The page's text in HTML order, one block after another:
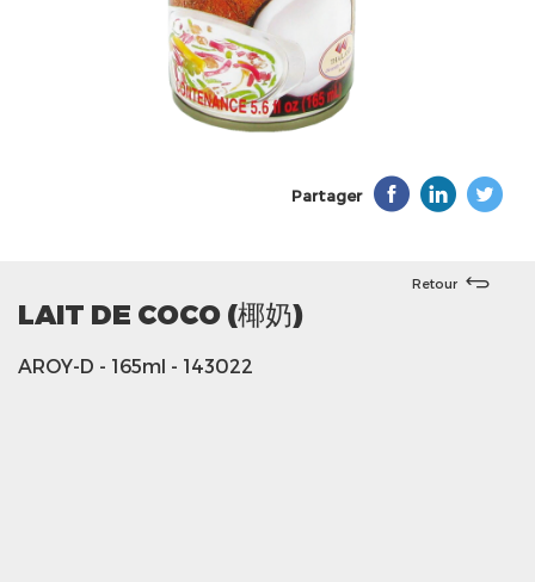
Partager
Retour
LAIT DE COCO (椰奶)
AROY-D - 165ml - 143022